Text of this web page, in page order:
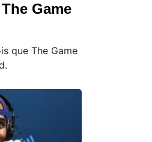
Game
que The Game